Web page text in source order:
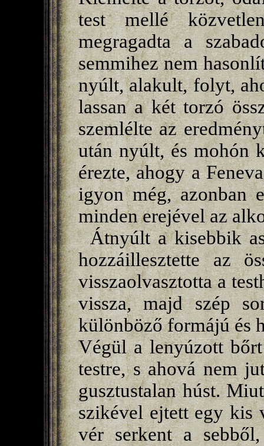
test mellé
megragadta a
semmihez nem
nyúlt, alakult, folyt,
lassan a két torzó
szemlélte az
után nyúlt, és mohón
érezte, ahogy a
igyon még, azonban
minden erejével az
Átnyúlt a kisebbik
hozzáillesztette az
visszaolvasztotta a
vissza, majd szép
különböző formájú és
Végül a lenyúzott
testre, s ahová nem
gusztustalan húst.
szikével ejtett egy kis
vér serkent a